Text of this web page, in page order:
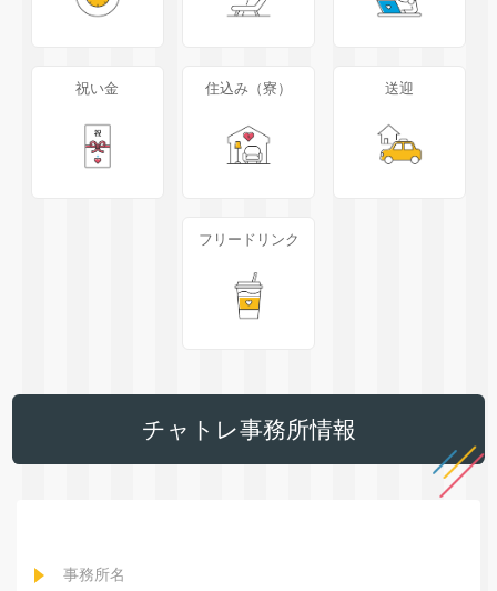
祝い金 住込み（寮） 送迎
フリードリンク
チャトレ事務所情報
事務所名